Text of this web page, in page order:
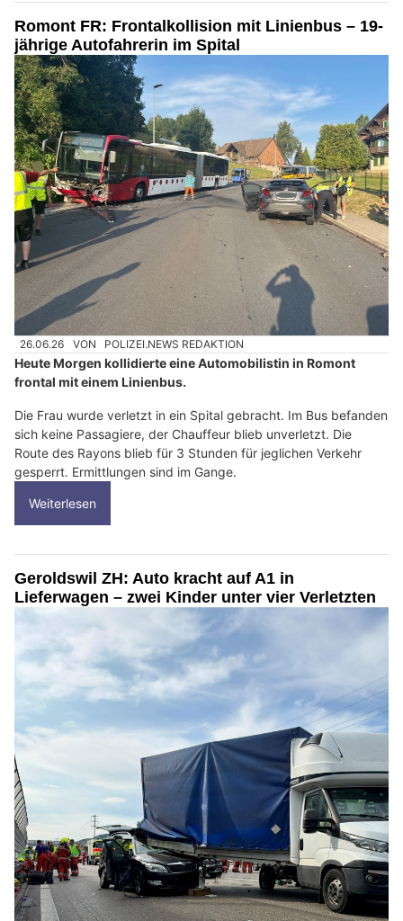
Romont FR: Frontalkollision mit Linienbus – 19-
jährige Autofahrerin im Spital
26.06.26 VON POLIZEI.NEWS REDAKTION
Heute Morgen kollidierte eine Automobilistin in Romont
frontal mit einem Linienbus.
Die Frau wurde verletzt in ein Spital gebracht. Im Bus befanden
sich keine Passagiere, der Chauffeur blieb unverletzt. Die
Route des Rayons blieb für 3 Stunden für jeglichen Verkehr
gesperrt. Ermittlungen sind im Gange.
Weiterlesen
Geroldswil ZH: Auto kracht auf A1 in
Lieferwagen – zwei Kinder unter vier Verletzten